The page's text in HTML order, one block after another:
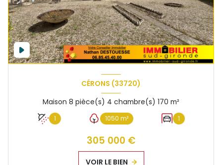
CÉRONS (33720)
Maison 8 pièce(s) 4 chambre(s) 170 m²
1 1050 m² 1
305 000 €
VOIR LE BIEN